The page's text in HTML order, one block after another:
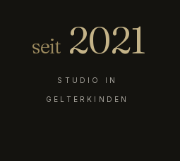
seit 2021
STUDIO IN
GELTERKINDEN